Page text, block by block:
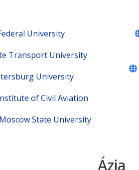
University
Transport University
University
of Civil Aviation
State University
Ázia